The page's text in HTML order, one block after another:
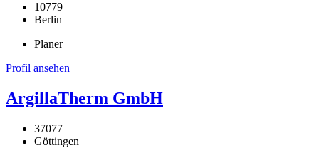
10779
Berlin
Planer
Profil ansehen
ArgillaTherm GmbH
37077
Göttingen